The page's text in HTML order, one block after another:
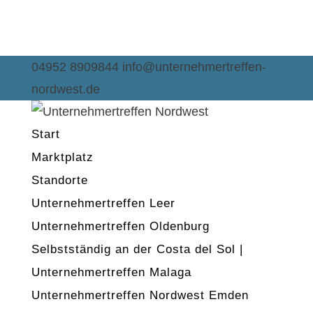
04952 8909844 info@unternehmertreffen-
nordwest.de
Start
Marktplatz
Standorte
Unternehmertreffen Leer
Unternehmertreffen Oldenburg
Selbstständig an der Costa del Sol |
Unternehmertreffen Malaga
Unternehmertreffen Nordwest Emden